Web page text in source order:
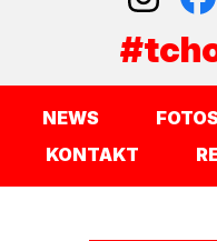
NEWS
KONTAKT